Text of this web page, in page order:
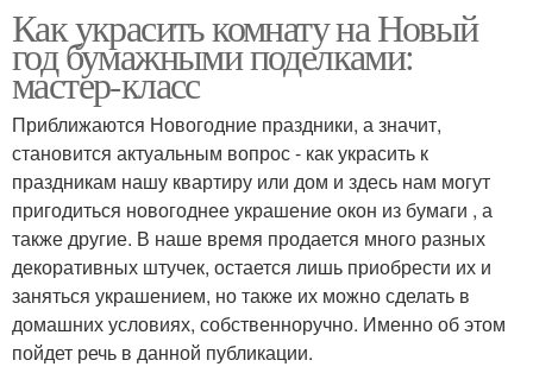
Как украсить комнату на Новый
год бумажными поделками:
мастер-класс
Приближаются Новогодние праздники, а значит,
становится актуальным вопрос - как украсить к
праздникам нашу квартиру или дом и здесь нам могут
пригодиться новогоднее украшение окон из бумаги , а
также другие. В наше время продается много разных
декоративных штучек, остается лишь приобрести их и
заняться украшением, но также их можно сделать в
домашних условиях, собственноручно. Именно об этом
пойдет речь в данной публикации.